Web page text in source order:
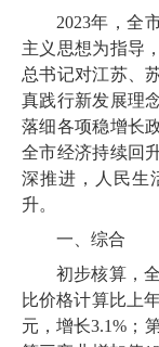
2023年，全
主义思想为指导
总书记对江苏、
真践行新发展理
落细各项稳增长
全市经济持续回
深推进，人民生
升。
一、综合
初步核算，
比价格计算比上
元，增长3.1%；